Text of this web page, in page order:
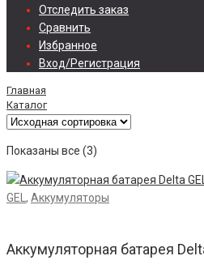
Отследить заказ
Сравнить
Избранное
Вход/Регистрация
Главная
Каталог
Показаны все (3)
GEL , Аккумуляторы
Аккумуляторная батарея